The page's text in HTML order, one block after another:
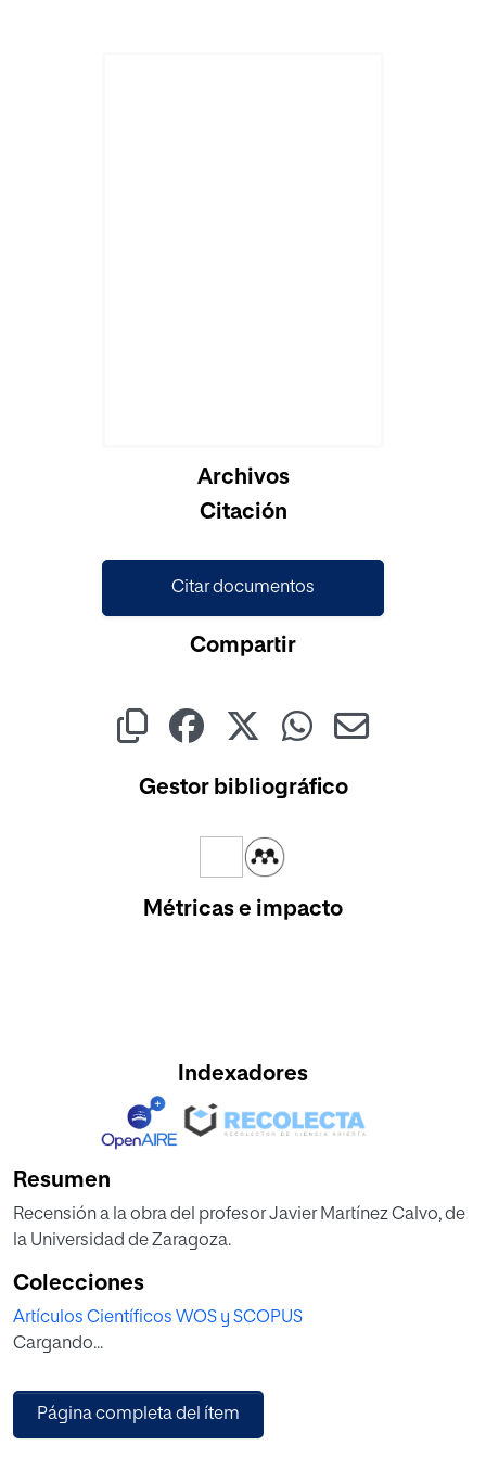
Archivos
Citación
Citar documentos
Compartir
Gestor bibliográfico
Métricas e impacto
Indexadores
Resumen
Recensión a la obra del profesor Javier Martínez Calvo, de
la Universidad de Zaragoza.
Colecciones
Artículos Científicos WOS y SCOPUS
Cargando...
Página completa del ítem